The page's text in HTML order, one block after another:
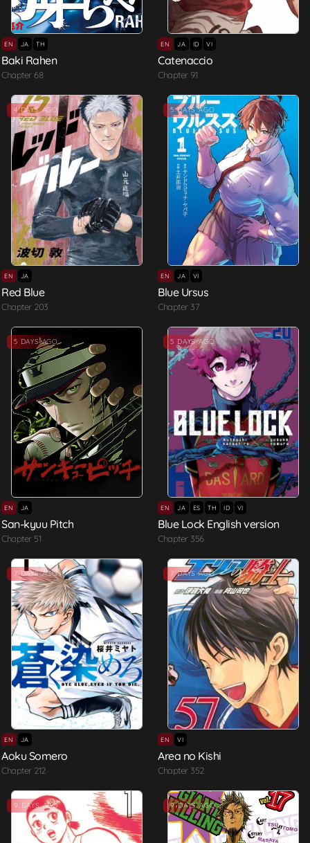
EN JA TH
Baki Rahen
Chapter 68
EN JA ID VI
Catenaccio
Chapter 91
4 DAYS AGO
EN JA
Red Blue
Chapter 203
5 DAYS AGO
EN JA VI
Blue Ursus
Chapter 37
5 DAYS AGO
EN JA
San-kyuu Pitch
Chapter 51
5 DAYS AGO
EN JA ES TH ID VI
Blue Lock English version
Chapter 356
7 DAYS AGO
EN JA
Aoku Somero
Chapter 212
7 DAYS AGO
EN VI
Area no Kishi
Chapter 352
9 DAYS AGO 9 DAYS AGO